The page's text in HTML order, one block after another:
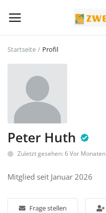
Hauptmenü
Kategorien
Startseite
Wunschliste
Contact
Startseite Profil
Peter Huth
Zuletzt gesehen: 6 Vor Monaten
Mitglied seit Januar 2026
Frage stellen